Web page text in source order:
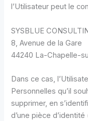
l’Utilisateur peut le
SYSBLUE
8, Avenue de la Gare
44240 La-Chapelle-
Dans ce cas,
Personnelles qu’il
supprimer, en
d’une pièce